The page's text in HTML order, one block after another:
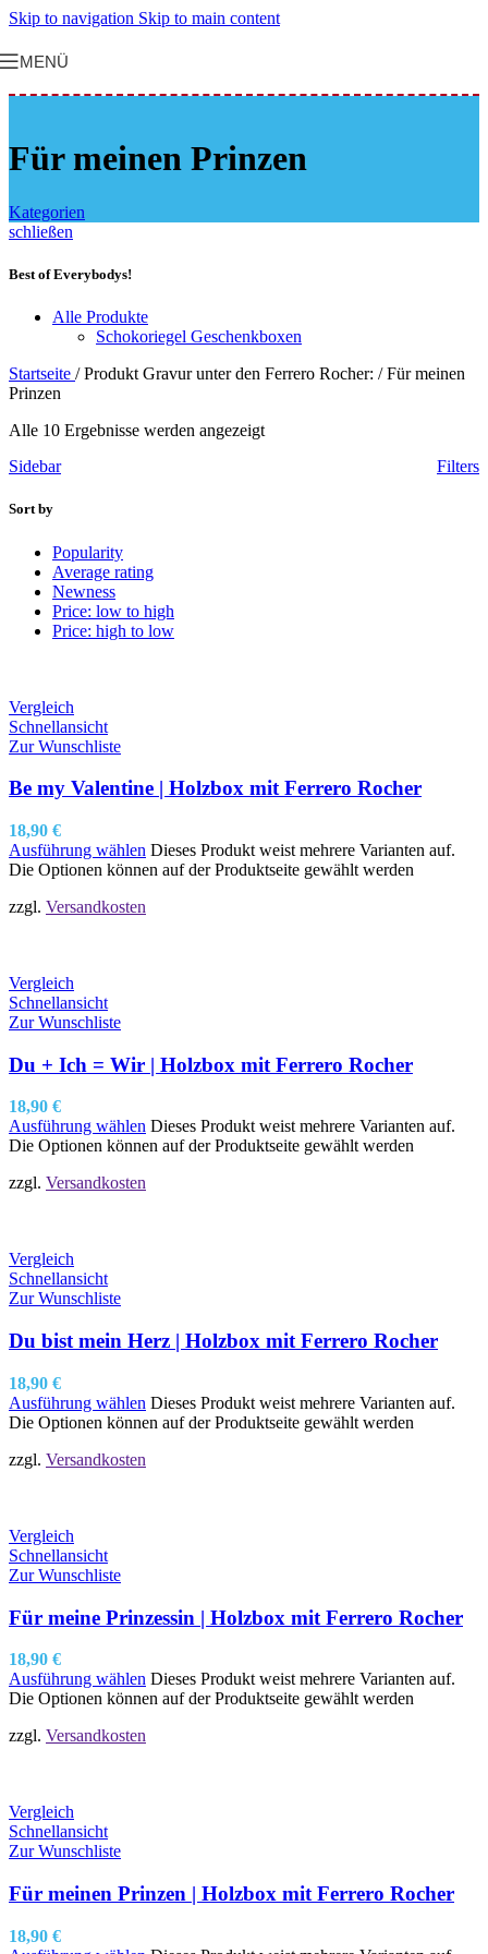
Skip to navigation Skip to main content
MENÜ
Für meinen Prinzen
Kategorien
schließen
Best of Everybodys!
Alle Produkte
Schokoriegel Geschenkboxen
Startseite / Produkt Gravur unter den Ferrero Rocher: / Für meinen
Prinzen
Alle 10 Ergebnisse werden angezeigt
Sidebar
Filters
Sort by
Popularity
Average rating
Newness
Price: low to high
Price: high to low
Vergleich
Schnellansicht
Zur Wunschliste
Be my Valentine | Holzbox mit Ferrero Rocher
18,90 €
Ausführung wählen Dieses Produkt weist mehrere Varianten auf.
Die Optionen können auf der Produktseite gewählt werden
zzgl. Versandkosten
Vergleich
Schnellansicht
Zur Wunschliste
Du + Ich = Wir | Holzbox mit Ferrero Rocher
18,90 €
Ausführung wählen Dieses Produkt weist mehrere Varianten auf.
Die Optionen können auf der Produktseite gewählt werden
zzgl. Versandkosten
Vergleich
Schnellansicht
Zur Wunschliste
Du bist mein Herz | Holzbox mit Ferrero Rocher
18,90 €
Ausführung wählen Dieses Produkt weist mehrere Varianten auf.
Die Optionen können auf der Produktseite gewählt werden
zzgl. Versandkosten
Vergleich
Schnellansicht
Zur Wunschliste
Für meine Prinzessin | Holzbox mit Ferrero Rocher
18,90 €
Ausführung wählen Dieses Produkt weist mehrere Varianten auf.
Die Optionen können auf der Produktseite gewählt werden
zzgl. Versandkosten
Vergleich
Schnellansicht
Zur Wunschliste
Für meinen Prinzen | Holzbox mit Ferrero Rocher
18,90 €